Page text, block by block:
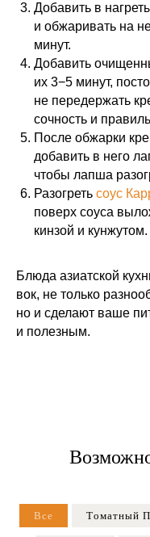
Добавить в
и обжаривать на
минут.
Добавить
их 3−5 минут,
не передержать
сочность и
После обжарки
добавить в него
чтобы лапша
Разогреть соус
поверх соуса
кинзой и кунжутом.
Блюда азиатской
вок, не только
но и сделают ваше
и полезным.
Все Tоматный